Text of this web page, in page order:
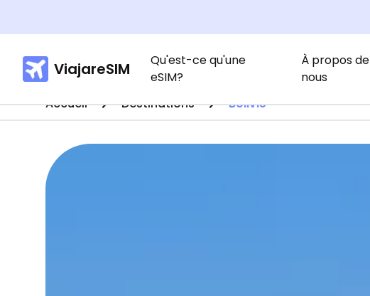
ViajareSIM
Qu'est-ce qu'une
eSIM?
À propos de
nous
Accueil
Destinations Bolivie